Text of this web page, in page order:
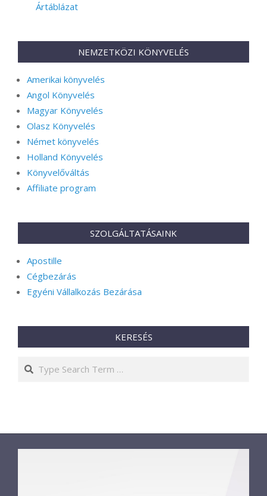
Ártáblázat
NEMZETKÖZI KÖNYVELÉS
Amerikai könyvelés
Angol Könyvelés
Magyar Könyvelés
Olasz Könyvelés
Német könyvelés
Holland Könyvelés
Könyvelőváltás
Affiliate program
SZOLGÁLTATÁSAINK
Apostille
Cégbezárás
Egyéni Vállalkozás Bezárása
KERESÉS
Search